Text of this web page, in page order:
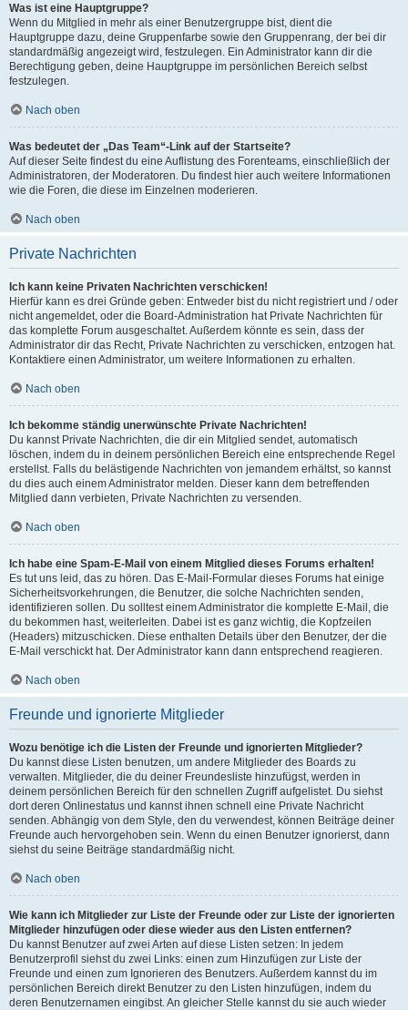
Was ist eine Hauptgruppe?
Wenn du Mitglied in mehr als einer Benutzergruppe bist, dient die
Hauptgruppe dazu, deine Gruppenfarbe sowie den Gruppenrang, der bei dir
standardmäßig angezeigt wird, festzulegen. Ein Administrator kann dir die
Berechtigung geben, deine Hauptgruppe im persönlichen Bereich selbst
festzulegen.
Nach oben
Was bedeutet der „Das Team“-Link auf der Startseite?
Auf dieser Seite findest du eine Auflistung des Forenteams, einschließlich der
Administratoren, der Moderatoren. Du findest hier auch weitere Informationen
wie die Foren, die diese im Einzelnen moderieren.
Nach oben
Private Nachrichten
Ich kann keine Privaten Nachrichten verschicken!
Hierfür kann es drei Gründe geben: Entweder bist du nicht registriert und / oder
nicht angemeldet, oder die Board-Administration hat Private Nachrichten für
das komplette Forum ausgeschaltet. Außerdem könnte es sein, dass der
Administrator dir das Recht, Private Nachrichten zu verschicken, entzogen hat.
Kontaktiere einen Administrator, um weitere Informationen zu erhalten.
Nach oben
Ich bekomme ständig unerwünschte Private Nachrichten!
Du kannst Private Nachrichten, die dir ein Mitglied sendet, automatisch
löschen, indem du in deinem persönlichen Bereich eine entsprechende Regel
erstellst. Falls du belästigende Nachrichten von jemandem erhältst, so kannst
du dies auch einem Administrator melden. Dieser kann dem betreffenden
Mitglied dann verbieten, Private Nachrichten zu versenden.
Nach oben
Ich habe eine Spam-E-Mail von einem Mitglied dieses Forums erhalten!
Es tut uns leid, das zu hören. Das E-Mail-Formular dieses Forums hat einige
Sicherheitsvorkehrungen, die Benutzer, die solche Nachrichten senden,
identifizieren sollen. Du solltest einem Administrator die komplette E-Mail, die
du bekommen hast, weiterleiten. Dabei ist es ganz wichtig, die Kopfzeilen
(Headers) mitzuschicken. Diese enthalten Details über den Benutzer, der die
E-Mail verschickt hat. Der Administrator kann dann entsprechend reagieren.
Nach oben
Freunde und ignorierte Mitglieder
Wozu benötige ich die Listen der Freunde und ignorierten Mitglieder?
Du kannst diese Listen benutzen, um andere Mitglieder des Boards zu
verwalten. Mitglieder, die du deiner Freundesliste hinzufügst, werden in
deinem persönlichen Bereich für den schnellen Zugriff aufgelistet. Du siehst
dort deren Onlinestatus und kannst ihnen schnell eine Private Nachricht
senden. Abhängig von dem Style, den du verwendest, können Beiträge deiner
Freunde auch hervorgehoben sein. Wenn du einen Benutzer ignorierst, dann
siehst du seine Beiträge standardmäßig nicht.
Nach oben
Wie kann ich Mitglieder zur Liste der Freunde oder zur Liste der ignorierten
Mitglieder hinzufügen oder diese wieder aus den Listen entfernen?
Du kannst Benutzer auf zwei Arten auf diese Listen setzen: In jedem
Benutzerprofil siehst du zwei Links: einen zum Hinzufügen zur Liste der
Freunde und einen zum Ignorieren des Benutzers. Außerdem kannst du im
persönlichen Bereich direkt Benutzer zu den Listen hinzufügen, indem du
deren Benutzernamen eingibst. An gleicher Stelle kannst du sie auch wieder